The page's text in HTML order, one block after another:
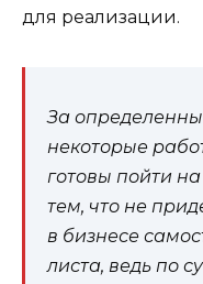
для реализации.
За
некоторые
готовы пойти
тем, что не
в бизнесе
листа, ведь по